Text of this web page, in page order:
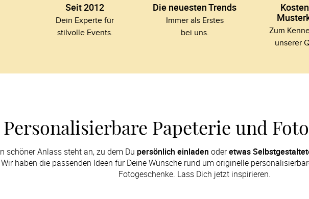
Seit 2012
Dein Experte für
stilvolle Events.
Die neuesten Trends
Immer als Erstes
bei uns.
Zum
unserer
Personalisierbare Papeterie und
schöner Anlass steht an, zu dem Du persönlich einladen oder etwas
Wir haben die passenden Ideen für Deine Wünsche rund um originelle
Fotogeschenke. Lass Dich jetzt inspirieren.